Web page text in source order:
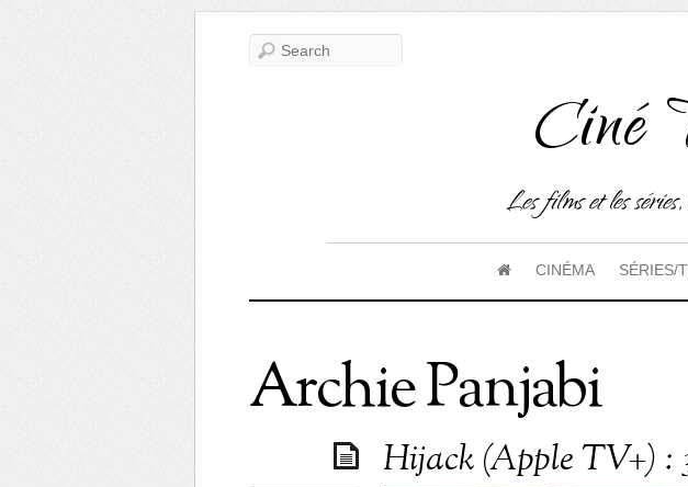
Ciné
Les films et les
CINÉMA SÉRIES/
Archie Panjabi
Hijack (Apple TV+) :